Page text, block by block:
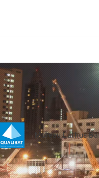
Moreau Lathus